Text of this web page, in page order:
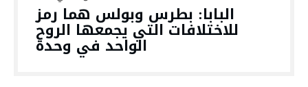
البابا: بطرس وبولس هما رمز
للاختلافات التي يجمعها الروح
الواحد في وحدة